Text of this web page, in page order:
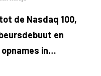
de Nasdaq 100,
en
in…